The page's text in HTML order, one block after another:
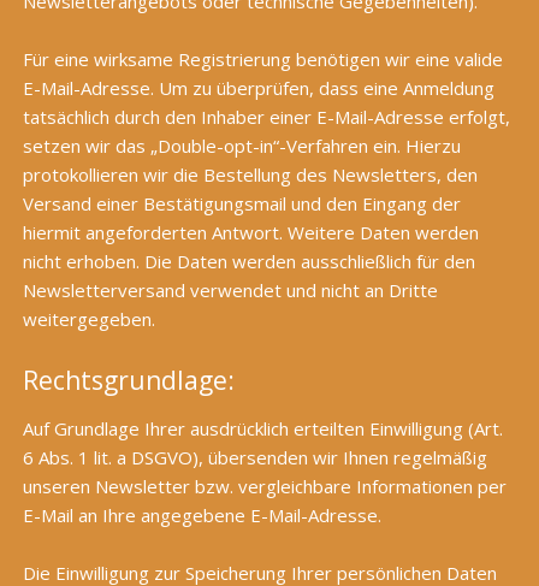
Für eine wirksame Registrierung benötigen wir eine valide
E-Mail-Adresse. Um zu überprüfen, dass eine Anmeldung
tatsächlich durch den Inhaber einer E-Mail-Adresse erfolgt,
setzen wir das „Double-opt-in“-Verfahren ein. Hierzu
protokollieren wir die Bestellung des Newsletters, den
Versand einer Bestätigungsmail und den Eingang der
hiermit angeforderten Antwort. Weitere Daten werden
nicht erhoben. Die Daten werden ausschließlich für den
Newsletterversand verwendet und nicht an Dritte
weitergegeben.
Rechtsgrundlage:
Auf Grundlage Ihrer ausdrücklich erteilten Einwilligung (Art.
6 Abs. 1 lit. a DSGVO), übersenden wir Ihnen regelmäßig
unseren Newsletter bzw. vergleichbare Informationen per
E-Mail an Ihre angegebene E-Mail-Adresse.
Die Einwilligung zur Speicherung Ihrer persönlichen Daten